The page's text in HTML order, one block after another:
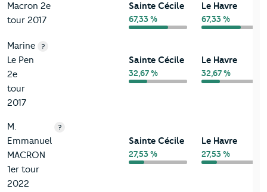
Macron 2e
tour 2017
Sainte Cécile
67,33 %
Le Havre
67,33 %
Marine
Le Pen
2e
tour
2017
?
Sainte Cécile
32,67 %
Le Havre
32,67 %
M.
Emmanuel
MACRON
1er tour
2022
?
Sainte Cécile
27,53 %
Le Havre
27,53 %